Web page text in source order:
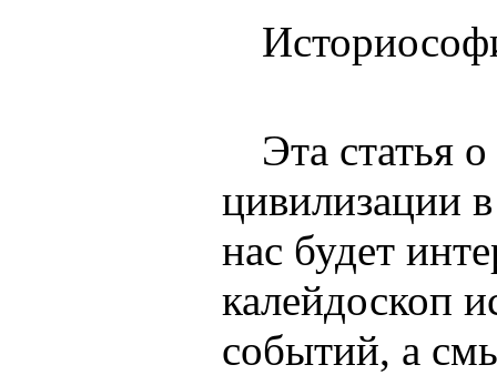
Эта статья
цивилизации
нас будет
калейдоскоп
событий, а